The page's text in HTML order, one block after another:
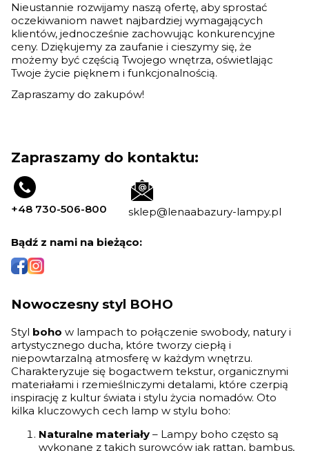
Nieustannie rozwijamy naszą ofertę, aby sprostać
oczekiwaniom nawet najbardziej wymagających
klientów, jednocześnie zachowując konkurencyjne
ceny. Dziękujemy za zaufanie i cieszymy się, że
możemy być częścią Twojego wnętrza, oświetlając
Twoje życie pięknem i funkcjonalnością.
Zapraszamy do zakupów!
Zapraszamy do kontaktu:
+48 730-506-800 sklep@lenaabazury-lampy.pl
Bądź z nami na bieżąco:
Nowoczesny styl BOHO
Styl boho w lampach to połączenie swobody, natury i
artystycznego ducha, które tworzy ciepłą i
niepowtarzalną atmosferę w każdym wnętrzu.
Charakteryzuje się bogactwem tekstur, organicznymi
materiałami i rzemieślniczymi detalami, które czerpią
inspirację z kultur świata i stylu życia nomadów. Oto
kilka kluczowych cech lamp w stylu boho:
Naturalne materiały – Lampy boho często są
wykonane z takich surowców jak rattan, bambus,